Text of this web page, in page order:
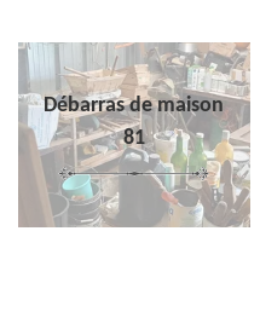
Débarras de maison
81